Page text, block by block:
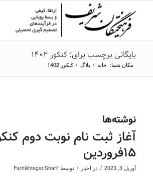
بایگانی برچسب برای: کنکور 1402
مکان شما: خانه / بلاگ / کنکور 1402
نوشته‌ها
آغاز ثبت نام نوبت دوم
۱۵فروردین
آوریل 3, 2023 / در اخبار / توسط FarhikhteganSharif